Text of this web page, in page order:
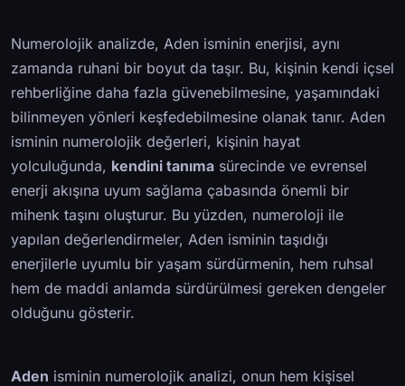
Numerolojik analizde, Aden isminin enerjisi, aynı
zamanda ruhani bir boyut da taşır. Bu, kişinin kendi içsel
rehberliğine daha fazla güvenebilmesine, yaşamındaki
bilinmeyen yönleri keşfedebilmesine olanak tanır. Aden
isminin numerolojik değerleri, kişinin hayat
yolculuğunda, kendini tanıma sürecinde ve evrensel
enerji akışına uyum sağlama çabasında önemli bir
mihenk taşını oluşturur. Bu yüzden, numeroloji ile
yapılan değerlendirmeler, Aden isminin taşıdığı
enerjilerle uyumlu bir yaşam sürdürmenin, hem ruhsal
hem de maddi anlamda sürdürülmesi gereken dengeler
olduğunu gösterir.
Aden isminin numerolojik analizi, onun hem kişisel